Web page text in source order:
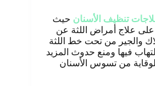
تنظيف الأسنان حيث
على علاج أمراض اللثة عن
والجير من تحت خط اللثة
فيها ومنع حدوث المزيد
من تسوس الأسنان